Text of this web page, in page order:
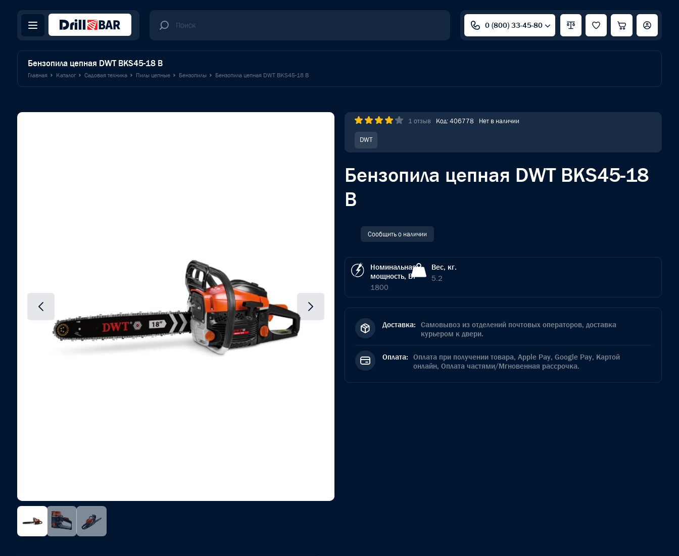
0 (800) 33-45-80
Бензопила цепная DWT BKS45-18 B
Главная Каталог Садовая техника Пилы цепные Бензопилы Бензопила цепная DWT BKS45-18 B
1 отзыв Код: 406778 Нет в наличии
DWT
Бензопила цепная DWT BKS45-18
B
Сообщить о наличии
Номинальная
мощность, Вт
1800
Вес, кг.
5.2
Доставка: Самовывоз из отделений почтовых операторов, доставка
курьером к двери.
Оплата: Оплата при получении товара, Apple Pay, Google Pay, Картой
онлайн, Оплата частями/Мгновенная рассрочка.